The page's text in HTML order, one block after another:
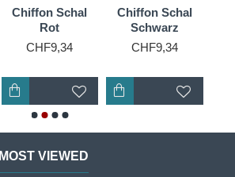
Chiffon Schal
Rot
CHF9,34
Chiffon Schal
Schwarz
CHF9,34
MOST VIEWED